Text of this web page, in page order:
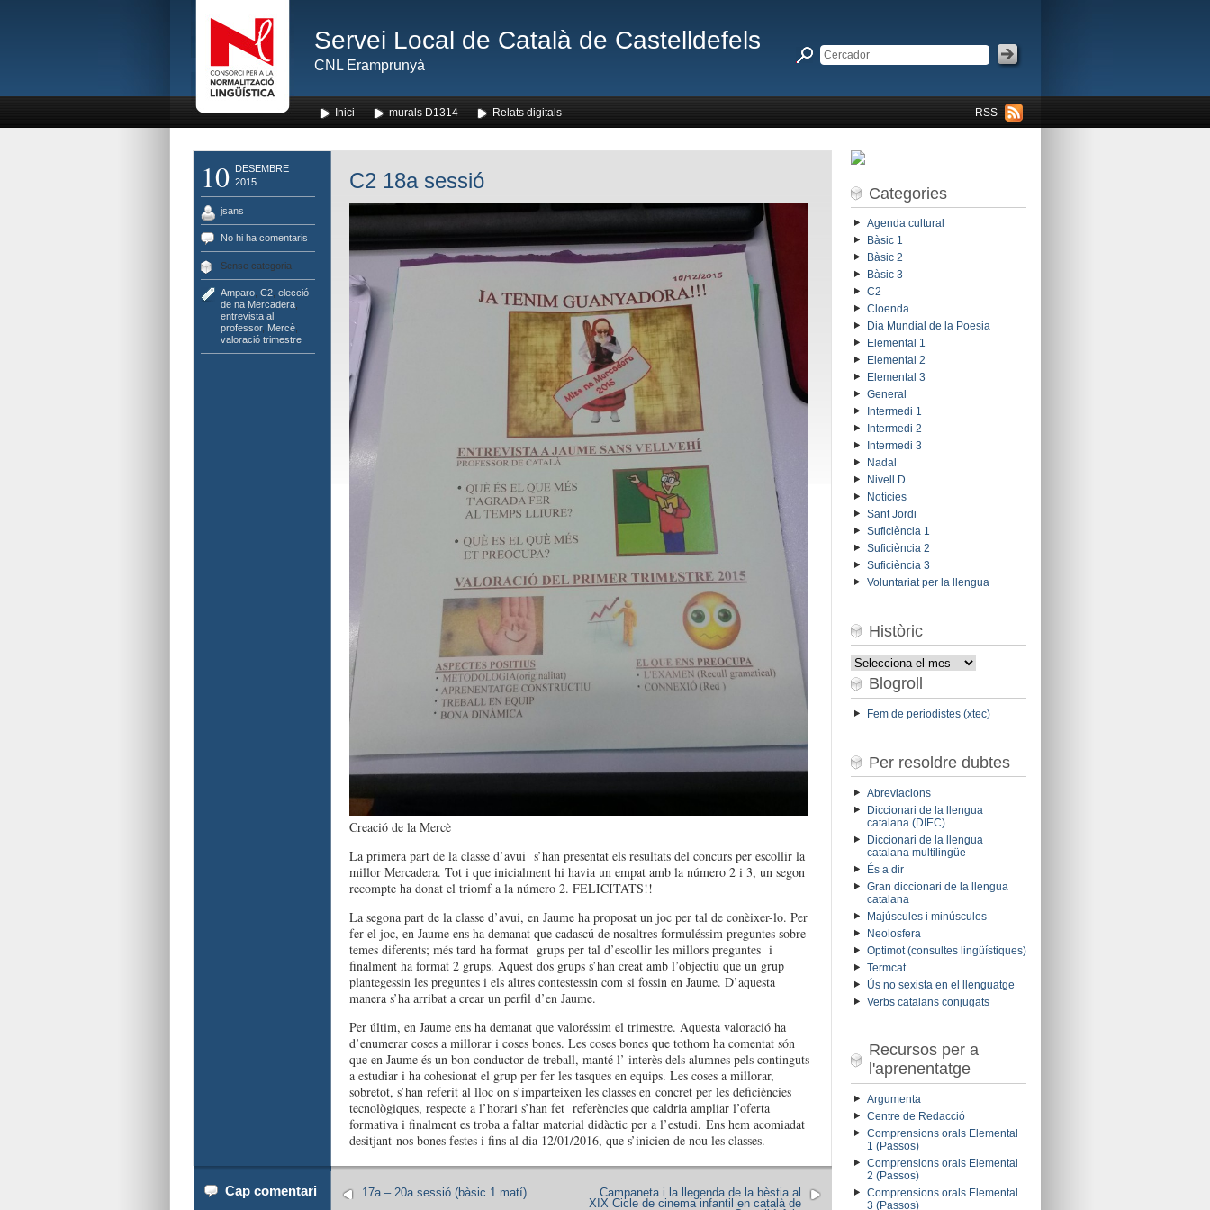
Servei Local de Català de Castelldefels
CNL Eramprunyà
RSS
Inici murals D1314 Relats digitals
10
DESEMBRE
2015
jsans
No hi ha comentaris
Sense categoria
Amparo, C2, elecció
de na Mercadera,
entrevista al
professor, Mercè,
valoració trimestre
C2 18a sessió
Creació de la Mercè
La primera part de la classe d’avui s’han presentat els resultats del concurs per escollir la
millor Mercadera. Tot i que inicialment hi havia un empat amb la número 2 i 3, un segon
recompte ha donat el triomf a la número 2. FELICITATS!!
La segona part de la classe d’avui, en Jaume ha proposat un joc per tal de conèixer-lo. Per
fer el joc, en Jaume ens ha demanat que cadascú de nosaltres formuléssim preguntes sobre
temes diferents; més tard ha format grups per tal d’escollir les millors preguntes i
finalment ha format 2 grups. Aquest dos grups s’han creat amb l’objectiu que un grup
plantegessin les preguntes i els altres contestessin com si fossin en Jaume. D’aquesta
manera s’ha arribat a crear un perfil d’en Jaume.
Per últim, en Jaume ens ha demanat que valoréssim el trimestre. Aquesta valoració ha
d’enumerar coses a millorar i coses bones. Les coses bones que tothom ha comentat són
que en Jaume és un bon conductor de treball, manté l’ interès dels alumnes pels continguts
a estudiar i ha cohesionat el grup per fer les tasques en equips. Les coses a millorar,
sobretot, s’han referit al lloc on s’imparteixen les classes en concret per les deficiències
tecnològiques, respecte a l’horari s’han fet referències que caldria ampliar l’oferta
formativa i finalment es troba a faltar material didàctic per a l’estudi. Ens hem acomiadat
desitjant-nos bones festes i fins al dia 12/01/2016, que s’inicien de nou les classes.
Cap comentari
Campaneta i la llegenda de la bèstia al
XIX Cicle de cinema infantil en català de
17a – 20a sessió (bàsic 1 matí)
Categories
Agenda cultural
Bàsic 1
Bàsic 2
Bàsic 3
C2
Cloenda
Dia Mundial de la Poesia
Elemental 1
Elemental 2
Elemental 3
General
Intermedi 1
Intermedi 2
Intermedi 3
Nadal
Nivell D
Notícies
Sant Jordi
Suficiència 1
Suficiència 2
Suficiència 3
Voluntariat per la llengua
Històric
Històric
Blogroll
Fem de periodistes (xtec)
Per resoldre dubtes
Abreviacions
Diccionari de la llengua
catalana (DIEC)
Diccionari de la llengua
catalana multilingüe
És a dir
Gran diccionari de la llengua
catalana
Majúscules i minúscules
Neolosfera
Optimot (consultes lingüístiques)
Termcat
Ús no sexista en el llenguatge
Verbs catalans conjugats
Recursos per a
l'aprenentatge
Argumenta
Centre de Redacció
Comprensions orals Elemental
1 (Passos)
Comprensions orals Elemental
2 (Passos)
Comprensions orals Elemental
3 (Passos)